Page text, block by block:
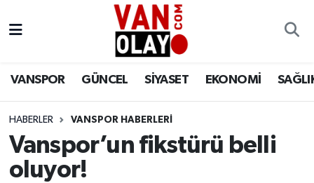
VANSPOR GÜNCEL SİYASET EKONOMİ
HABERLER VANSPOR HABERLERİ
Vanspor’un fikstürü belli
oluyor!
Siyaset
Ekonomi
Van Nöbetçi Eczaneler
Van Namaz Vakitleri
Van Trafik Yoğunluk Haritası